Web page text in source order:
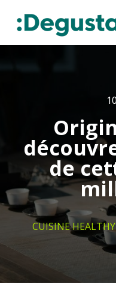
de
CUISINE HEALTHY